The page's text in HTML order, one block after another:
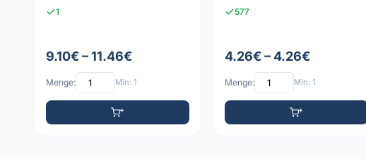
1
9.10€ – 11.46€
Menge: Min: 1
577
4.26€ – 4.26€
Menge: Min: 1